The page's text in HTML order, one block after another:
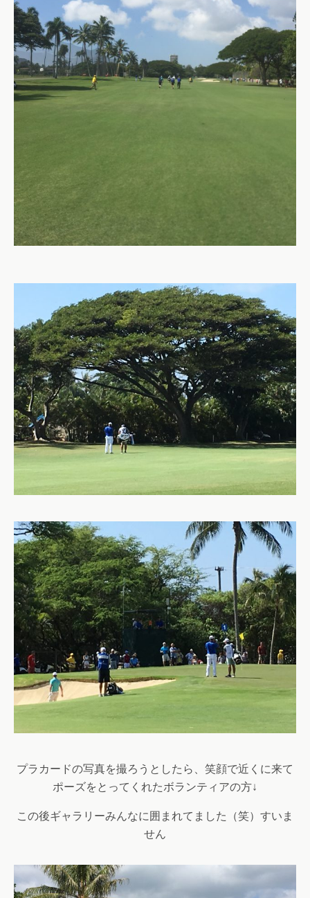
プラカードの写真を撮ろうとしたら、笑顔で近くに来て
ポーズをとってくれたボランティアの方↓
この後ギャラリーみんなに囲まれてました（笑）すいま
せん